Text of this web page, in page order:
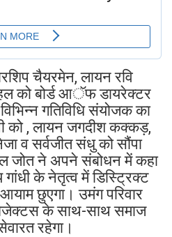
चैयरमेन, लायन रवि
को बोर्ड आॅफ डायरेक्टर
गतिविधि संयोजक का
को , लायन जगदीश कक्कड़,
व सर्वजीत संधु को सौंपा
जोत ने अपने संबोधन में कहा
के नेतृत्व में डिस्ट्रिक्ट
छुएगा। उमंग परिवार
के साथ-साथ समाज
रहेगा।